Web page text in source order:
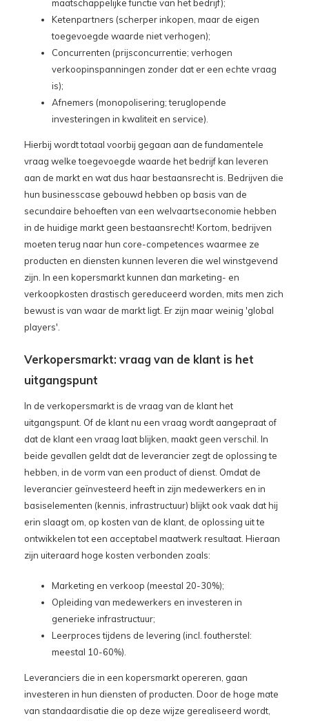
maatschappelijke functie van het bedrijf);
Ketenpartners (scherper inkopen, maar de eigen
toegevoegde waarde niet verhogen);
Concurrenten (prijsconcurrentie; verhogen
verkoopinspanningen zonder dat er een echte vraag
is);
Afnemers (monopolisering; teruglopende
investeringen in kwaliteit en service).
Hierbij wordt totaal voorbij gegaan aan de fundamentele
vraag welke toegevoegde waarde het bedrijf kan leveren
aan de markt en wat dus haar bestaansrecht is. Bedrijven die
hun businesscase gebouwd hebben op basis van de
secundaire behoeften van een welvaartseconomie hebben
in de huidige markt geen bestaansrecht! Kortom, bedrijven
moeten terug naar hun core-competences waarmee ze
producten en diensten kunnen leveren die wel winstgevend
zijn. In een kopersmarkt kunnen dan marketing- en
verkoopkosten drastisch gereduceerd worden, mits men zich
bewust is van waar de markt ligt. Er zijn maar weinig 'global
players'.
Verkopersmarkt: vraag van de klant is het
uitgangspunt
In de verkopersmarkt is de vraag van de klant het
uitgangspunt. Of de klant nu een vraag wordt aangepraat of
dat de klant een vraag laat blijken, maakt geen verschil. In
beide gevallen geldt dat de leverancier zegt de oplossing te
hebben, in de vorm van een product of dienst. Omdat de
leverancier geïnvesteerd heeft in zijn medewerkers en in
basiselementen (kennis, infrastructuur) blijkt ook vaak dat hij
erin slaagt om, op kosten van de klant, de oplossing uit te
ontwikkelen tot een acceptabel maatwerk resultaat. Hieraan
zijn uiteraard hoge kosten verbonden zoals:
Marketing en verkoop (meestal 20-30%);
Opleiding van medewerkers en investeren in
generieke infrastructuur;
Leerproces tijdens de levering (incl. foutherstel:
meestal 10-60%).
Leveranciers die in een kopersmarkt opereren, gaan
investeren in hun diensten of producten. Door de hoge mate
van standaardisatie die op deze wijze gerealiseerd wordt,